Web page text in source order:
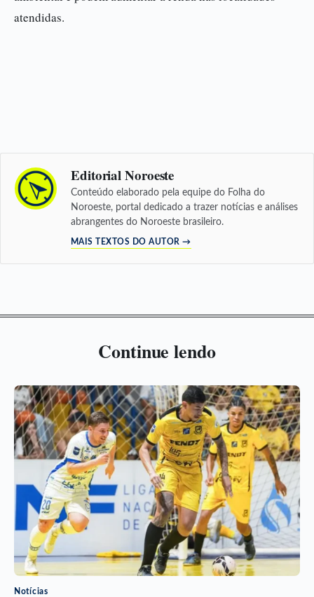
atendidas.
Editorial Noroeste
Conteúdo elaborado pela equipe do Folha do
Noroeste, portal dedicado a trazer notícias e análises
abrangentes do Noroeste brasileiro.
MAIS TEXTOS DO AUTOR →
Continue lendo
Notícias